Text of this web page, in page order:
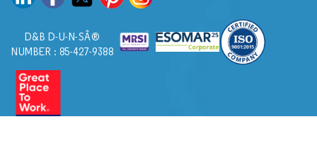
D&B D-U-N-SÂ®
NUMBER : 85-427-9388